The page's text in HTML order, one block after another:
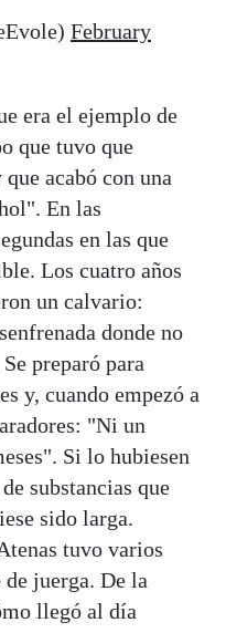
February
era el ejemplo de
que tuvo que
acabó con una
En las
en las que
Los cuatro años
un calvario:
donde no
Se preparó para
y, cuando empezó a
"Ni un
Si lo hubiesen
substancias que
sido larga.
tuvo varios
de juerga. De la
llegó al día